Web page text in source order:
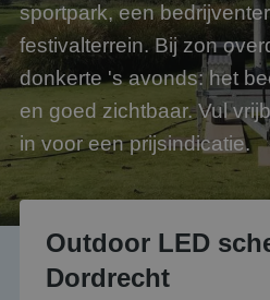
sportpark, een
festivalterrein. Bij zon
donkerte 's avonds: het
en goed zichtbaar. Vul
in voor een prijsindicatie.
Outdoor LED
Dordrecht